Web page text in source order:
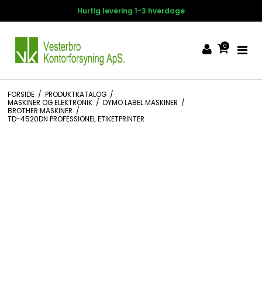
0
FORSIDE / PRODUKTKATALOG /
MASKINER OG ELEKTRONIK / DYMO LABEL MASKINER /
BROTHER MASKINER /
TD-4520DN PROFESSIONEL ETIKETPRINTER